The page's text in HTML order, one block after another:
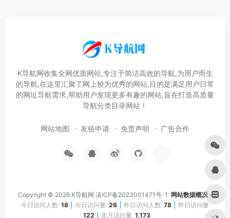
K导航网收集全网优质网站,专注于简洁高效的导航,为用户而生
的导航,在这里汇聚了网上较为优秀的网站,目的是满足用户日常
的网址导航需求,帮助用户发现更多有趣的网站,旨在打造高质量
导航分类目录网站！
网站地图 友链申请 免责声明 广告合作
Copyright © 2026 K导航网 滇ICP备2023001471号-1 网站数据概况 -
今日访问人数 18 今日访问量 26 昨日访问人数 78
昨日访问量
122
本月访问量 1,173